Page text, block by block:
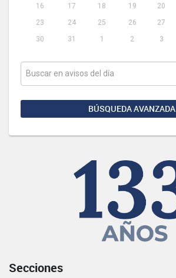
16
17 18 19 20
23
24 25 26 27
30
31 1 2 3
BÚSQUEDA AVANZADA
Secciones